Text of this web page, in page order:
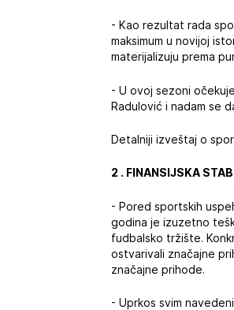
- Kao rezultat rada
maksimum u novijoj
materijalizuju prema
- U ovoj sezoni
Radulović i nadam se
Detalniji izveštaj o
2 . FINANSIJSKA
- Pored sportskih
godina je izuzetno
fudbalsko tržište.
ostvarivali značajne
značajne prihode.
- Uprkos svim